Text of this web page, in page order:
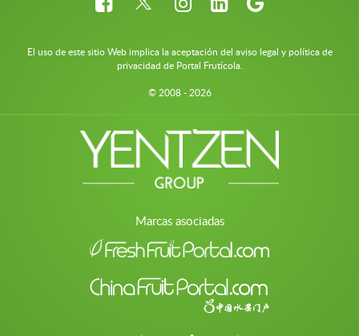
El uso de este sitio Web implica la aceptación del aviso legal y política de
privacidad de Portal Frutícola.
© 2008 - 2026
Marcas asociadas